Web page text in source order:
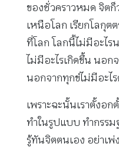
ของชั่วคราวหมด จิตก็
เหนือโลก เรียกโลกุต
ที่โลก โลกนี้ไม่มีอะไ
ไม่มีอะไรเกิดขึ้น นอก
นอกจากทุกข์ไม่มีอะไ
เพราะฉะนั้นเราตั้งอ
ทำในรูปแบบ ทำกรร
รู้ทันจิตตนเอง อย่าเ